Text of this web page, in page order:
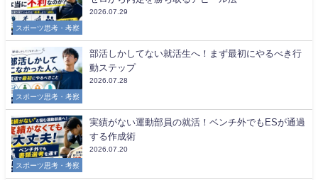
スポーツ思考・考察
2026.07.29
スポーツ思考・考察
部活しかしてない就活生へ！まず最初にやるべき行
動ステップ
2026.07.28
スポーツ思考・考察
実績がない運動部員の就活！ベンチ外でもESが通過
する作成術
2026.07.20